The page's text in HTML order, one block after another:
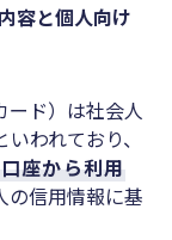
容と個人向け
ド）は社会人
われており、
座から利用
の信用情報に基